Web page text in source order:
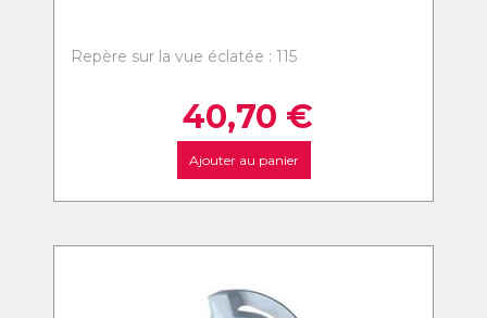
Repère sur la vue éclatée : 115
40,70 €
Ajouter au panier